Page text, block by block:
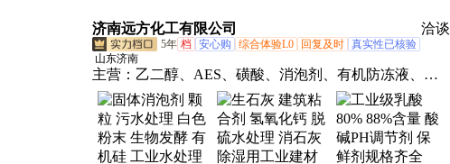
济南远方化工有限公司 洽谈
5年 档 安心购 综合体验L0 回复及时 真实性已核验
山东济南
主营： 乙二醇、AES、磺酸、消泡剂、有机防冻液、
AOS、氧化钙颗粒、NP-10、AEO-3、OP-10、司盘-80、
25升包装桶、6501、吐温-80